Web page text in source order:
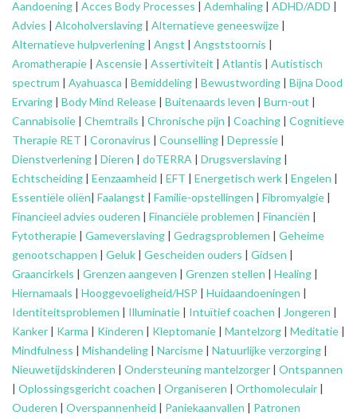
Aandoening | Acces Body Processes | Ademhaling | ADHD/ADD |
Advies | Alcoholverslaving | Alternatieve geneeswijze |
Alternatieve hulpverlening | Angst | Angststoornis |
Aromatherapie | Ascensie | Assertiviteit | Atlantis | Autistisch
spectrum | Ayahuasca | Bemiddeling | Bewustwording | Bijna Dood
Ervaring | Body Mind Release | Buitenaards leven | Burn-out |
Cannabisolie | Chemtrails | Chronische pijn | Coaching | Cognitieve
Therapie RET | Coronavirus | Counselling | Depressie |
Dienstverlening | Dieren | doTERRA | Drugsverslaving |
Echtscheiding | Eenzaamheid | EFT | Energetisch werk | Engelen |
Essentiële oliën| Faalangst | Familie-opstellingen | Fibromyalgie |
Financieel advies ouderen | Financiële problemen | Financiën |
Fytotherapie | Gameverslaving | Gedragsproblemen | Geheime
genootschappen | Geluk | Gescheiden ouders | Gidsen |
Graancirkels | Grenzen aangeven | Grenzen stellen | Healing |
Hiernamaals | Hooggevoeligheid/HSP | Huidaandoeningen |
Identiteitsproblemen | Illuminatie | Intuïtief coachen | Jongeren |
Kanker | Karma | Kinderen | Kleptomanie | Mantelzorg | Meditatie |
Mindfulness | Mishandeling | Narcisme | Natuurlijke verzorging |
Nieuwetijdskinderen | Ondersteuningmantelzorger | Ontspannen
| Oplossingsgericht coachen | Organiseren | Orthomoleculair |
Ouderen | Overspannenheid | Paniekaanvallen | Patronen